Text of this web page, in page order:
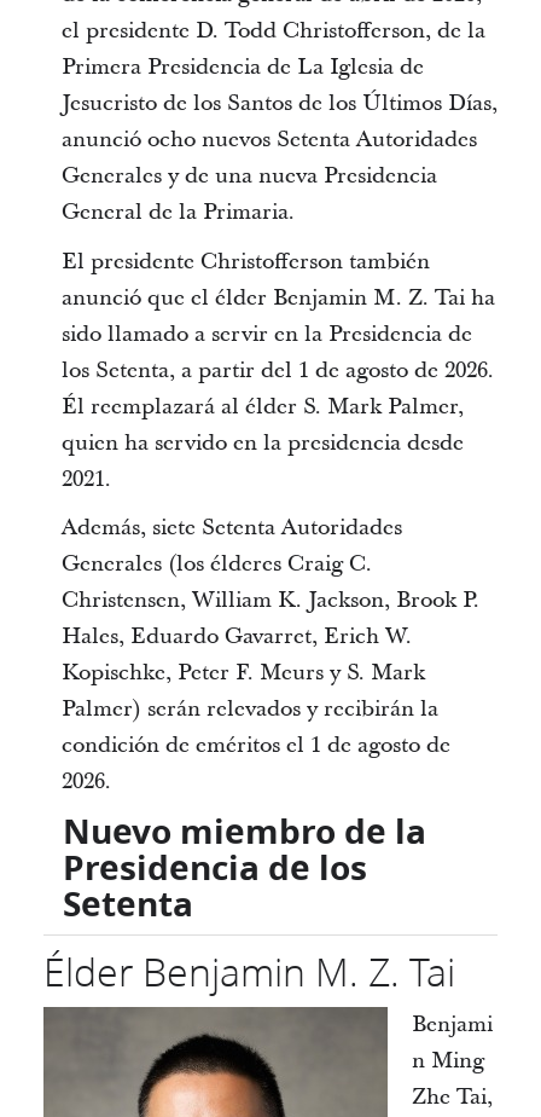
el presidente D. Todd Christofferson, de la
Primera Presidencia de La Iglesia de
Jesucristo de los Santos de los Últimos Días,
anunció ocho nuevos Setenta Autoridades
Generales y de una nueva Presidencia
General de la Primaria.
El presidente Christofferson también
anunció que el élder Benjamin M. Z. Tai ha
sido llamado a servir en la Presidencia de
los Setenta, a partir del 1 de agosto de 2026.
Él reemplazará al élder S. Mark Palmer,
quien ha servido en la presidencia desde
2021.
Además, siete Setenta Autoridades
Generales (los élderes Craig C.
Christensen, William K. Jackson, Brook P.
Hales, Eduardo Gavarret, Erich W.
Kopischke, Peter F. Meurs y S. Mark
Palmer) serán relevados y recibirán la
condición de eméritos el 1 de agosto de
2026.
Nuevo miembro de la
Presidencia de los
Setenta
Élder Benjamin M. Z. Tai
Benjami
n Ming
Zhe Tai,